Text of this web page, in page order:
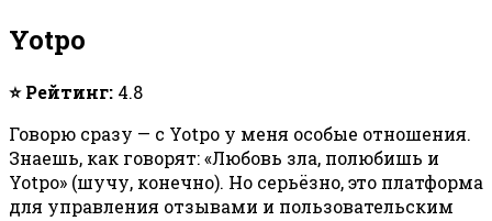
Yotpo
⭐ Рейтинг: 4.8
Говорю сразу — с Yotpo у меня особые отношения.
Знаешь, как говорят: «Любовь зла, полюбишь и
Yotpo» (шучу, конечно). Но серьёзно, это платформа
для управления отзывами и пользовательским